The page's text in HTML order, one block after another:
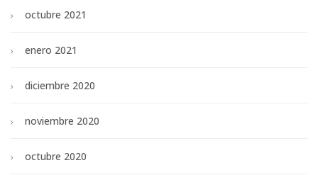
octubre 2021
enero 2021
diciembre 2020
noviembre 2020
octubre 2020